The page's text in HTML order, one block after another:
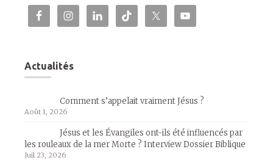
Actualités
Comment s’appelait vraiment Jésus ?
Août 1, 2026
Jésus et les Évangiles ont-ils été influencés par
les rouleaux de la mer Morte ? Interview Dossier Biblique
Juil 23, 2026